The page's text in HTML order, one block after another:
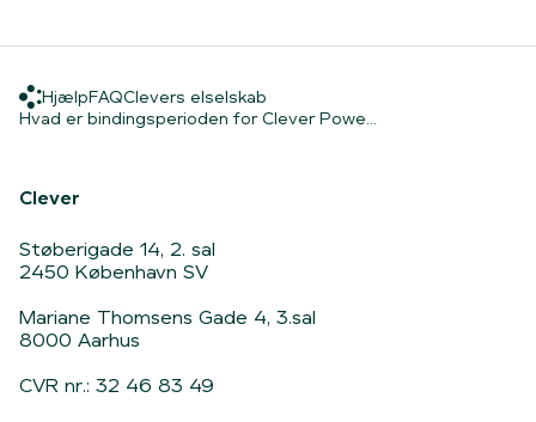
Hjem
HjælpHjælp
FAQFAQ
Clevers elselskab
Hvad er bindingsperioden for Clever Powe...
Clever
Støberigade 14, 2. sal
2450 København SV
Mariane Thomsens Gade 4, 3.sal
8000 Aarhus
CVR nr.: 32 46 83 49